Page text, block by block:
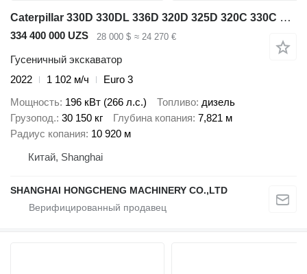
Caterpillar 330D 330DL 336D 320D 325D 320C 330C 320B 330B
334 400 000 UZS 28 000 $ ≈ 24 270 €
Гусеничный экскаватор
2022
1 102 м/ч
Euro 3
Мощность 196 кВт (266 л.с.) Топливо дизель
Грузопод. 30 150 кг Глубина копания 7,821 м
Радиус копания 10 920 м
Китай, Shanghai
SHANGHAI HONGCHENG MACHINERY CO.,LTD